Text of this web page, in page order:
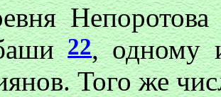
22, одному
Того же